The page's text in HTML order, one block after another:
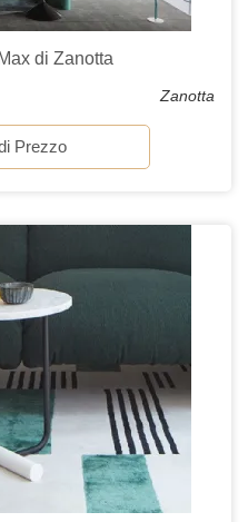
di Zanotta
Zanotta
Prezzo